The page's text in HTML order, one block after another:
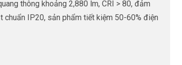
thông khoảng 2,880 lm, CRI > 80, đảm
chuẩn IP20, sản phẩm tiết kiệm 50-60% điện